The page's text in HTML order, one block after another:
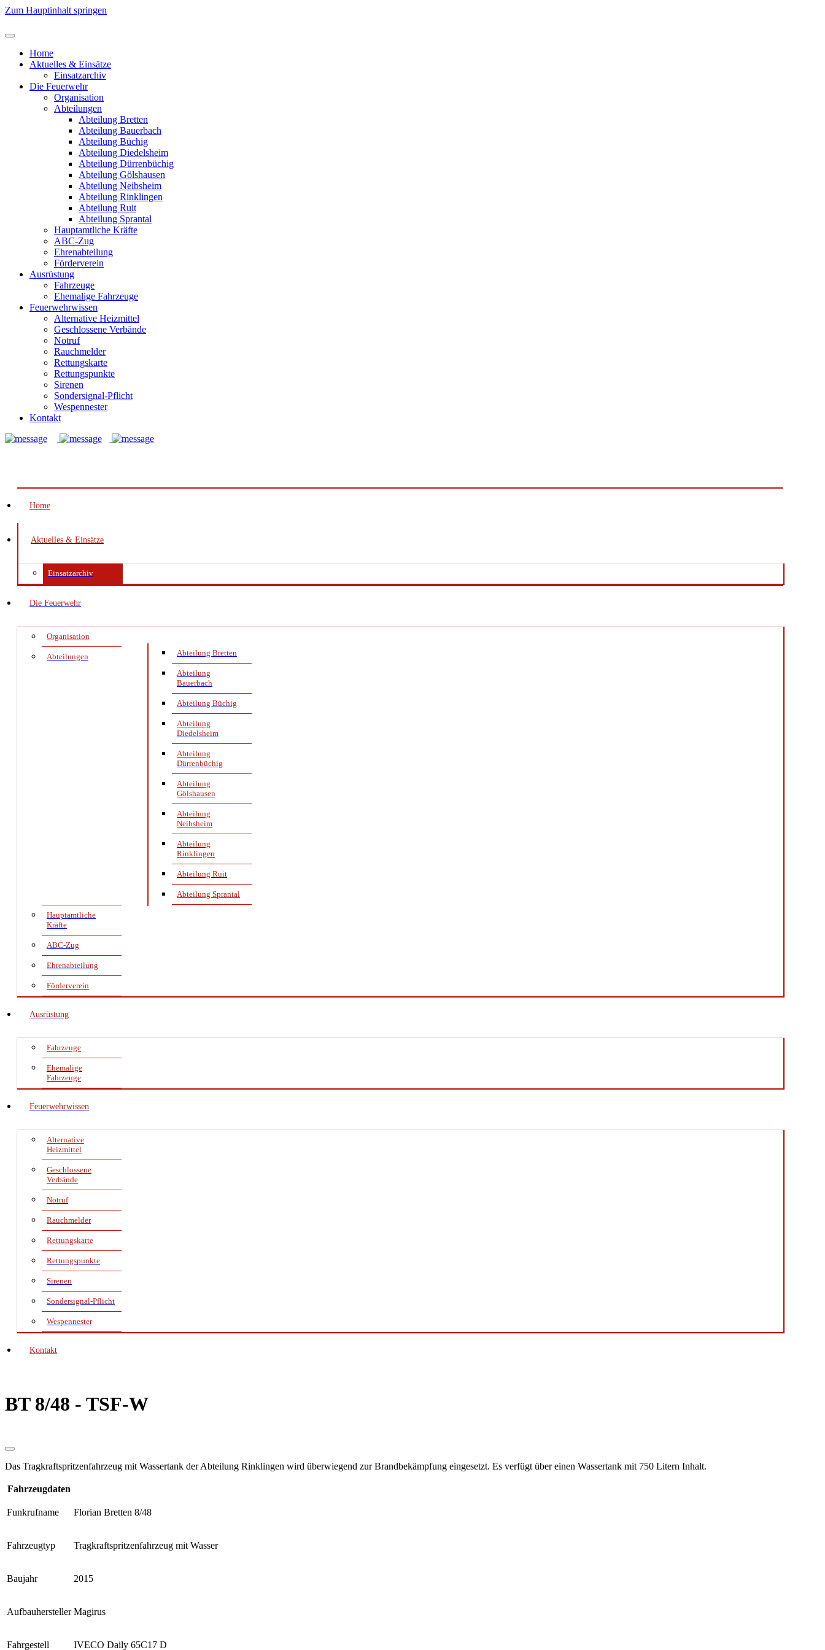
Zum Hauptinhalt springen
Home
Aktuelles & Einsätze
Einsatzarchiv
Die Feuerwehr
Organisation
Abteilungen
Abteilung Bretten
Abteilung Bauerbach
Abteilung Büchig
Abteilung Diedelsheim
Abteilung Dürrenbüchig
Abteilung Gölshausen
Abteilung Neibsheim
Abteilung Rinklingen
Abteilung Ruit
Abteilung Sprantal
Hauptamtliche Kräfte
ABC-Zug
Ehrenabteilung
Förderverein
Ausrüstung
Fahrzeuge
Ehemalige Fahrzeuge
Feuerwehrwissen
Alternative Heizmittel
Geschlossene Verbände
Notruf
Rauchmelder
Rettungskarte
Rettungspunkte
Sirenen
Sondersignal-Pflicht
Wespennester
Kontakt
Home
Aktuelles & Einsätze
Einsatzarchiv
Die Feuerwehr
Organisation
Abteilungen Abteilung Bretten
Abteilung
Bauerbach
Abteilung Büchig
Abteilung
Diedelsheim
Abteilung
Dürrenbüchig
Abteilung
Gölshausen
Abteilung
Neibsheim
Abteilung
Rinklingen
Abteilung Ruit
Abteilung Sprantal
Hauptamtliche
Kräfte
ABC-Zug
Ehrenabteilung
Förderverein
Ausrüstung
Fahrzeuge
Ehemalige
Fahrzeuge
Feuerwehrwissen
Alternative
Heizmittel
Geschlossene
Verbände
Notruf
Rauchmelder
Rettungskarte
Rettungspunkte
Sirenen
Sondersignal-Pflicht
Wespennester
Kontakt
BT 8/48 - TSF-W
Das Tragkraftspritzenfahrzeug mit Wassertank der Abteilung Rinklingen wird überwiegend zur Brandbekämpfung eingesetzt. Es verfügt über einen Wassertank mit 750 Litern Inhalt.
Fahrzeugdaten
Funkrufname Florian Bretten 8/48
Fahrzeugtyp Tragkraftspritzen­fahrzeug mit Wasser
Baujahr 2015
Aufbauhersteller Magirus
Fahrgestell IVECO Daily 65C17 D